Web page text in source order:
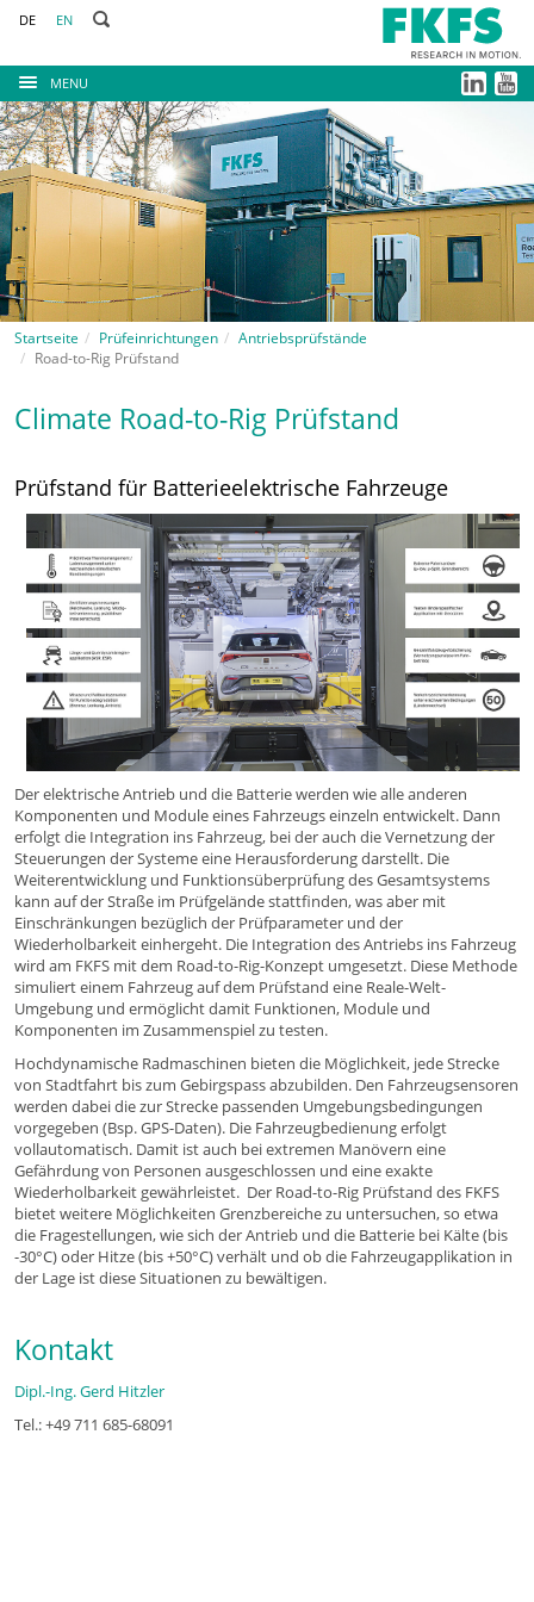
DE EN
MENU
Startseite Prüfeinrichtungen
Antriebsprüfstände
Road-to-Rig Prüfstand
Climate Road-to-Rig Prüfstand
Prüfstand für Batterieelektrische Fahrzeuge
Der elektrische Antrieb und die Batterie werden wie alle anderen
Komponenten und Module eines Fahrzeugs einzeln entwickelt. Dann
erfolgt die Integration ins Fahrzeug, bei der auch die Vernetzung der
Steuerungen der Systeme eine Herausforderung darstellt. Die
Weiterentwicklung und Funktionsüberprüfung des Gesamtsystems
kann auf der Straße im Prüfgelände stattfinden, was aber mit
Einschränkungen bezüglich der Prüfparameter und der
Wiederholbarkeit einhergeht. Die Integration des Antriebs ins Fahrzeug
wird am FKFS mit dem Road-to-Rig-Konzept umgesetzt. Diese Methode
simuliert einem Fahrzeug auf dem Prüfstand eine Reale-Welt-
Umgebung und ermöglicht damit Funktionen, Module und
Komponenten im Zusammenspiel zu testen.
Hochdynamische Radmaschinen bieten die Möglichkeit, jede Strecke
von Stadtfahrt bis zum Gebirgspass abzubilden. Den Fahrzeugsensoren
werden dabei die zur Strecke passenden Umgebungsbedingungen
vorgegeben (Bsp. GPS-Daten). Die Fahrzeugbedienung erfolgt
vollautomatisch. Damit ist auch bei extremen Manövern eine
Gefährdung von Personen ausgeschlossen und eine exakte
Wiederholbarkeit gewährleistet. Der Road-to-Rig Prüfstand des FKFS
bietet weitere Möglichkeiten Grenzbereiche zu untersuchen, so etwa
die Fragestellungen, wie sich der Antrieb und die Batterie bei Kälte (bis
-30°C) oder Hitze (bis +50°C) verhält und ob die Fahrzeugapplikation in
der Lage ist diese Situationen zu bewältigen.
Kontakt
Dipl.-Ing. Gerd Hitzler
Tel.: +49 711 685-68091